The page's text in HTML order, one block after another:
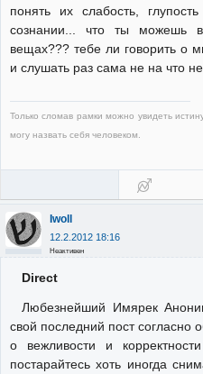
понять их слабость,
сознании... что ты можешь
вещах??? тебе ли говорить о
и слушать раз сама не на что
Только сломав рамки можно увидеть
могу назвать себя человеком.
Iwoll
12.2.2012 18:16
Неактивен
Direct
Любезнейший Имярек
свой последний пост
о вежливости и
постарайтесь хоть иногда